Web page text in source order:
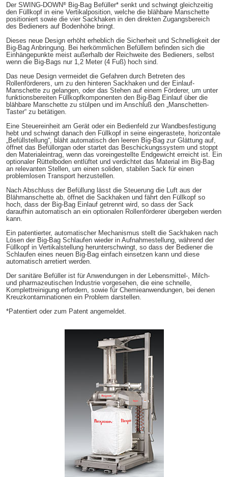
Der SWING-DOWN® Big-Bag Befüller* senkt und schwingt gleichzeitig
den Füllkopf in eine Vertikalposition, welche die blähbare Manschette
positioniert sowie die vier Sackhaken in den direkten Zugangsbereich
des Bedieners auf Bodenhöhe bringt.
Dieses neue Design erhöht erheblich die Sicherheit und Schnelligkeit der
Big-Bag Anbringung. Bei herkömmlichen Befüllern befinden sich die
Einhängepunkte meist außerhalb der Reichweite des Bedieners, selbst
wenn die Big-Bags nur 1,2 Meter (4 Fuß) hoch sind.
Das neue Design vermeidet die Gefahren durch Betreten des
Rollenförderers, um zu den hinteren Sackhaken und der Einlauf-
Manschette zu gelangen, oder das Stehen auf einem Förderer, um unter
funktionsbereiten Füllkopfkomponenten den Big-Bag Einlauf über die
blähbare Manschette zu stülpen und im Anschluß den „Manschetten-
Taster“ zu betätigen.
Eine Steuereinheit am Gerät oder ein Bedienfeld zur Wandbesfestigung
hebt und schwingt danach den Füllkopf in seine eingerastete, horizontale
„Befüllstellung“, bläht automatisch den leeren Big-Bag zur Glättung auf,
öffnet das Befüllorgan oder startet das Beschickungssystem und stoppt
den Materialeintrag, wenn das voreingestellte Endgewicht erreicht ist. Ein
optionaler Rüttelboden entlüftet und verdichtet das Material im Big-Bag
an relevanten Stellen, um einen soliden, stabilen Sack für einen
problemlosen Transport herzustellen.
Nach Abschluss der Befüllung lässt die Steuerung die Luft aus der
Blähmanschette ab, öffnet die Sackhaken und fährt den Füllkopf so
hoch, dass der Big-Bag Einlauf getrennt wird, so dass der Sack
daraufhin automatisch an ein optionalen Rollenförderer übergeben werden
kann.
Ein patentierter, automatischer Mechanismus stellt die Sackhaken nach
Lösen der Big-Bag Schlaufen wieder in Aufnahmestellung, während der
Füllkopf in Vertikalstellung herunterschwingt, so dass der Bediener die
Schlaufen eines neuen Big-Bag einfach einsetzen kann und diese
automatisch arretiert werden.
Der sanitäre Befüller ist für Anwendungen in der Lebensmittel-, Milch-
und pharmazeutischen Industrie vorgesehen, die eine schnelle,
Komplettreinigung erfordern, sowie für Chemieanwendungen, bei denen
Kreuzkontaminationen ein Problem darstellen.
*Patentiert oder zum Patent angemeldet.